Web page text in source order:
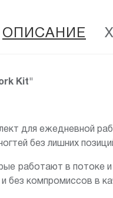
ОПИСАНИЕ
Kit"
для ежедневной
без лишних
работают в потоке
без компромиссов в